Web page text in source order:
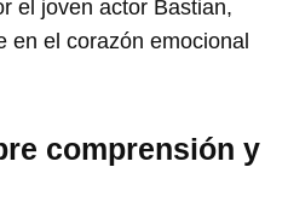
el joven actor Bastian,
en el corazón emocional
comprensión y